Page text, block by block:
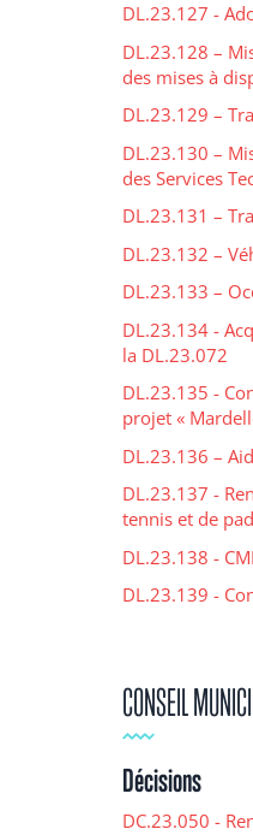
DL.23.127 -
DL.23.128 –
des mises à
DL.23.129 –
DL.23.130 –
des Services
DL.23.131 –
DL.23.132 –
DL.23.133 –
DL.23.134 -
la DL.23.072
DL.23.135 -
projet «
DL.23.136 –
DL.23.137 -
tennis et de
DL.23.138 -
DL.23.139 -
CONSEIL
Décisions
DC.23.050 -